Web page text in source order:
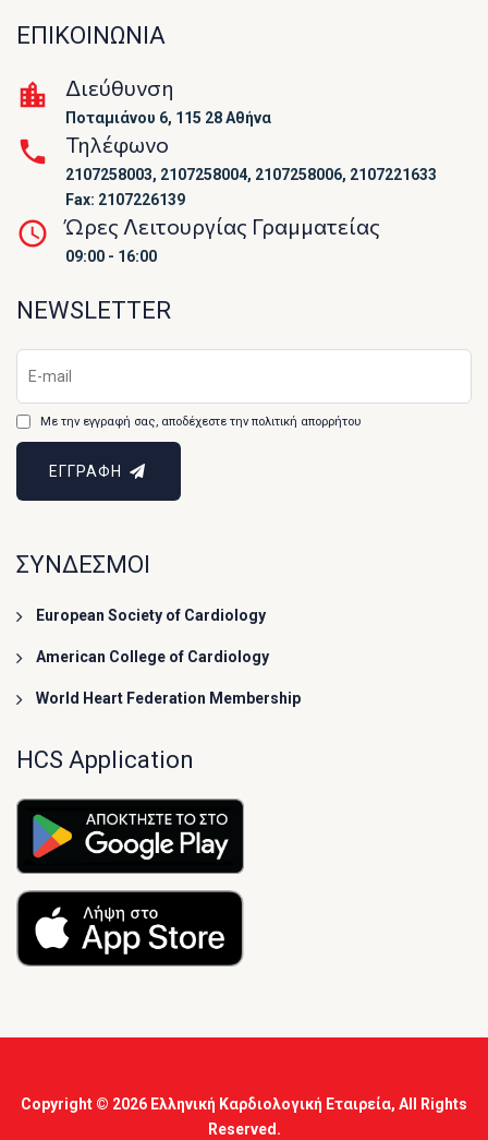
ΕΠΙΚΟΙΝΩΝΙΑ
Διεύθυνση
Ποταμιάνου 6, 115 28 Αθήνα
Τηλέφωνο
2107258003, 2107258004, 2107258006, 2107221633
Fax: 2107226139
Ώρες Λειτουργίας Γραμματείας
09:00 - 16:00
NEWSLETTER
Με την εγγραφή σας, αποδέχεστε την πολιτική απορρήτου
ΕΓΓΡΑΦΗ
ΣΥΝΔΕΣΜΟΙ
European Society of Cardiology
American College of Cardiology
World Heart Federation Membership
HCS Application
Copyright © 2026 Ελληνική Καρδιολογική Εταιρεία, All Rights
Reserved.